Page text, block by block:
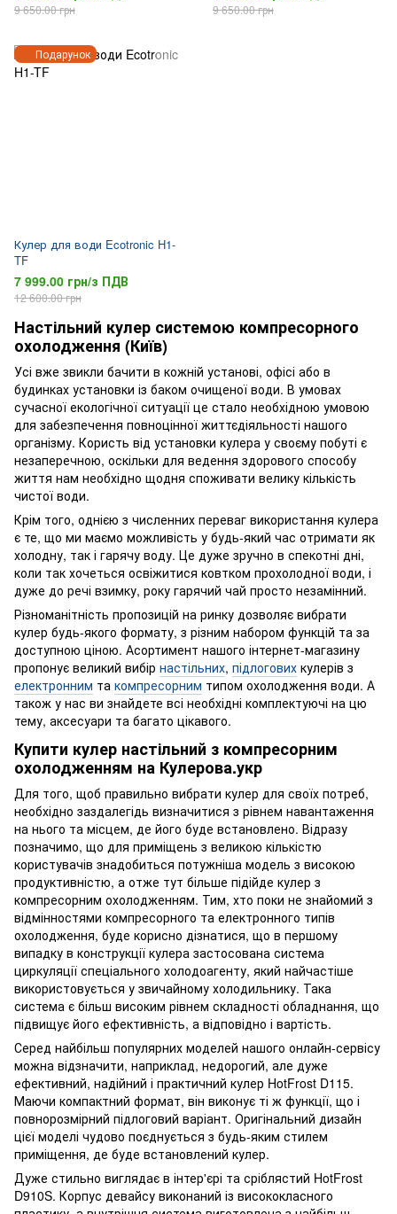
9 650.00 грн 9 650.00 грн
Подарунок
Кулер для води Ecotronic H1-
TF
7 999.00 грн/з ПДВ
12 600.00 грн
Настільний кулер системою компресорного
охолодження (Київ)
Усі вже звикли бачити в кожній установі, офісі або в
будинках установки із баком очищеної води. В умовах
сучасної екологічної ситуації це стало необхідною умовою
для забезпечення повноцінної життєдіяльності нашого
організму. Користь від установки кулера у своєму побуті є
незаперечною, оскільки для ведення здорового способу
життя нам необхідно щодня споживати велику кількість
чистої води.
Крім того, однією з численних переваг використання кулера
є те, що ми маємо можливість у будь-який час отримати як
холодну, так і гарячу воду. Це дуже зручно в спекотні дні,
коли так хочеться освіжитися ковтком прохолодної води, і
дуже до речі взимку, року гарячий чай просто незамінний.
Різноманітність пропозицій на ринку дозволяє вибрати
кулер будь-якого формату, з різним набором функцій та за
доступною ціною. Асортимент нашого інтернет-магазину
пропонує великий вибір настільних, підлогових кулерів з
електронним та компресорним типом охолодження води. А
також у нас ви знайдете всі необхідні комплектуючі на цю
тему, аксесуари та багато цікавого.
Купити кулер настільний з компресорним
охолодженням на Кулерова.укр
Для того, щоб правильно вибрати кулер для своїх потреб,
необхідно заздалегідь визначитися з рівнем навантаження
на нього та місцем, де його буде встановлено. Відразу
позначимо, що для приміщень з великою кількістю
користувачів знадобиться потужніша модель з високою
продуктивністю, а отже тут більше підійде кулер з
компресорним охолодженням. Тим, хто поки не знайомий з
відмінностями компресорного та електронного типів
охолодження, буде корисно дізнатися, що в першому
випадку в конструкції кулера застосована система
циркуляції спеціального холодоагенту, який найчастіше
використовується у звичайному холодильнику. Така
система є більш високим рівнем складності обладнання, що
підвищує його ефективність, а відповідно і вартість.
Серед найбільш популярних моделей нашого онлайн-сервісу
можна відзначити, наприклад, недорогий, але дуже
ефективний, надійний і практичний кулер HotFrost D115.
Маючи компактний формат, він виконує ті ж функції, що і
повнорозмірний підлоговий варіант. Оригінальний дизайн
цієї моделі чудово поєднується з будь-яким стилем
приміщення, де буде встановлений кулер.
Дуже стильно виглядає в інтер'єрі та сріблястий HotFrost
D910S. Корпус девайсу виконаний із висококласного